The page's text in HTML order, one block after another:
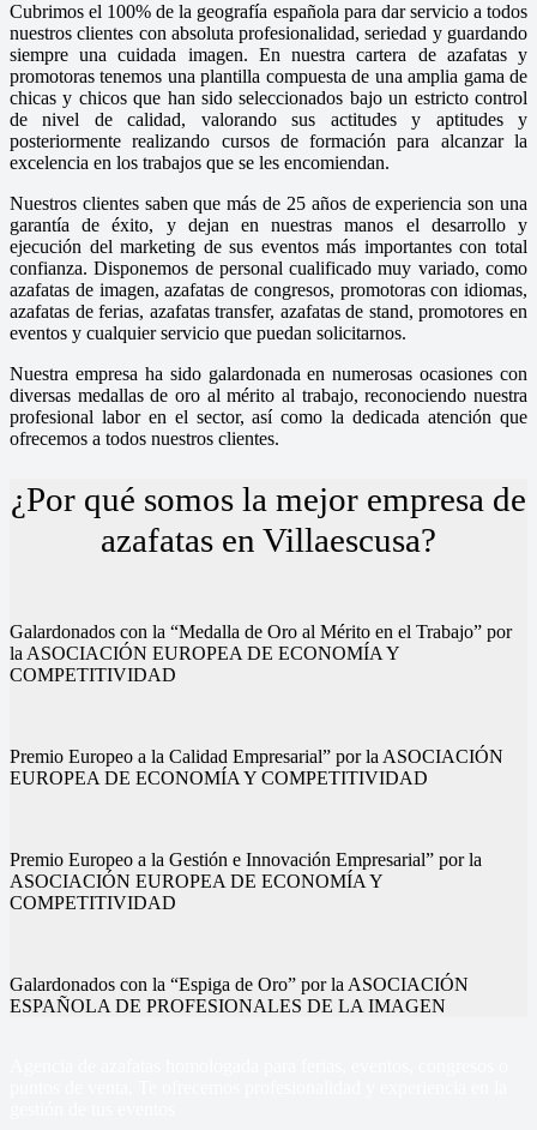
Cubrimos el 100% de la geografía española para dar servicio a todos
nuestros clientes con absoluta profesionalidad, seriedad y guardando
siempre una cuidada imagen. En nuestra cartera de azafatas y
promotoras tenemos una plantilla compuesta de una amplia gama de
chicas y chicos que han sido seleccionados bajo un estricto control
de nivel de calidad, valorando sus actitudes y aptitudes y
posteriormente realizando cursos de formación para alcanzar la
excelencia en los trabajos que se les encomiendan.
Nuestros clientes saben que más de 25 años de experiencia son una
garantía de éxito, y dejan en nuestras manos el desarrollo y
ejecución del marketing de sus eventos más importantes con total
confianza. Disponemos de personal cualificado muy variado, como
azafatas de imagen, azafatas de congresos, promotoras con idiomas,
azafatas de ferias, azafatas transfer, azafatas de stand, promotores en
eventos y cualquier servicio que puedan solicitarnos.
Nuestra empresa ha sido galardonada en numerosas ocasiones con
diversas medallas de oro al mérito al trabajo, reconociendo nuestra
profesional labor en el sector, así como la dedicada atención que
ofrecemos a todos nuestros clientes.
¿Por qué somos la mejor empresa de
azafatas en Villaescusa?
Galardonados con la “Medalla de Oro al Mérito en el Trabajo” por
la ASOCIACIÓN EUROPEA DE ECONOMÍA Y
COMPETITIVIDAD
Premio Europeo a la Calidad Empresarial” por la ASOCIACIÓN
EUROPEA DE ECONOMÍA Y COMPETITIVIDAD
Premio Europeo a la Gestión e Innovación Empresarial” por la
ASOCIACIÓN EUROPEA DE ECONOMÍA Y
COMPETITIVIDAD
Galardonados con la “Espiga de Oro” por la ASOCIACIÓN
ESPAÑOLA DE PROFESIONALES DE LA IMAGEN